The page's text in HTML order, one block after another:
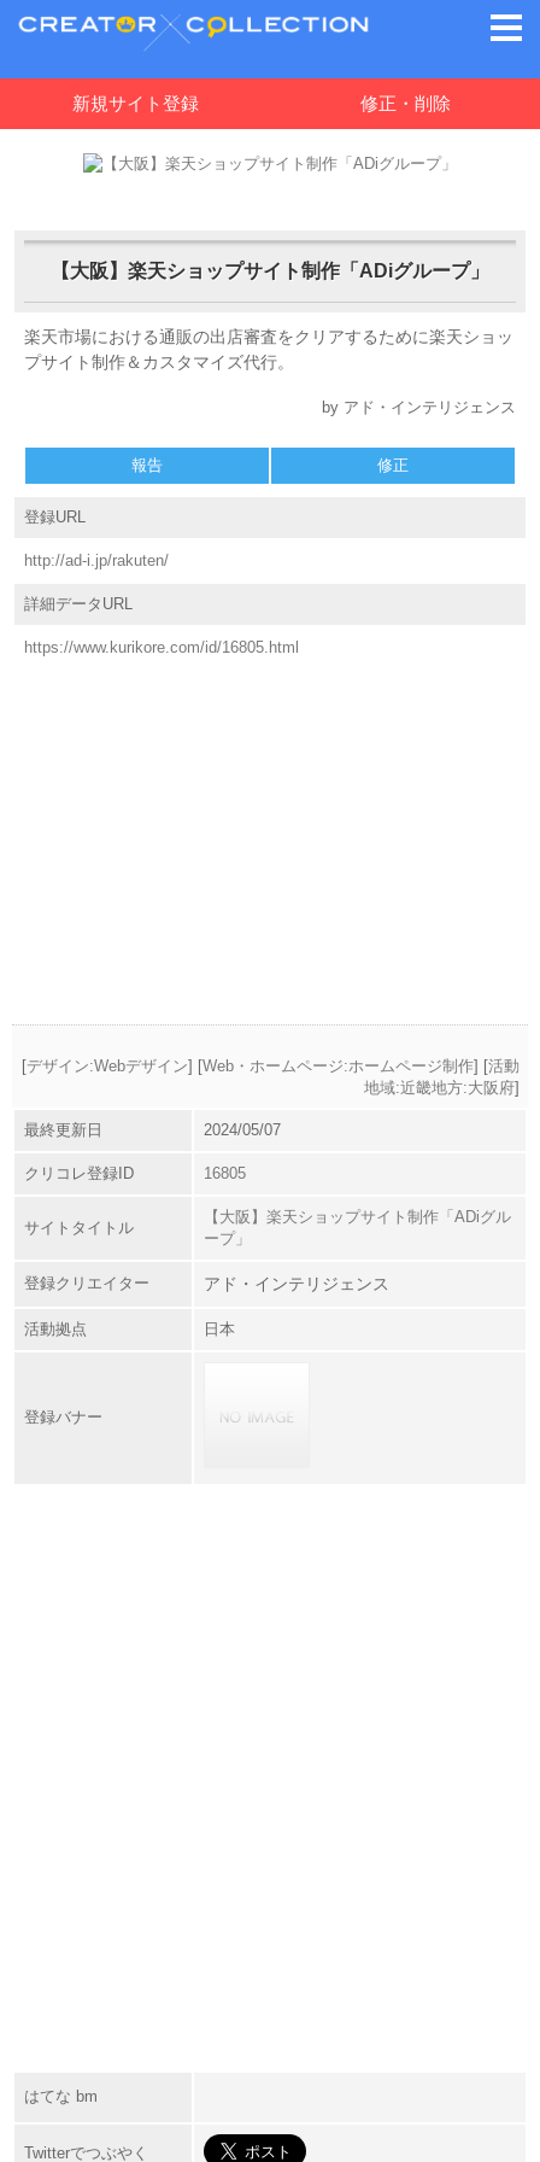
新規サイト登録 修正・削除
【大阪】楽天ショップサイト制作「ADiグループ」
楽天市場における通販の出店審査をクリアするために楽天ショッ
プサイト制作＆カスタマイズ代行。
by アド・インテリジェンス
報告 修正
登録URL
http://ad-i.jp/rakuten/
詳細データURL
https://www.kurikore.com/id/16805.html
[デザイン:Webデザイン] [Web・ホームページ:ホームページ制作] [活動
地域:近畿地方:大阪府]
最終更新日 2024/05/07
クリコレ登録ID 16805
サイトタイトル
【大阪】楽天ショップサイト制作「ADiグル
ープ」
登録クリエイター アド・インテリジェンス
活動拠点 日本
登録バナー
はてな bm
Twitterでつぶやく